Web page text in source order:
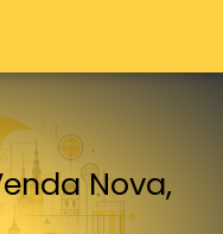
Nova,